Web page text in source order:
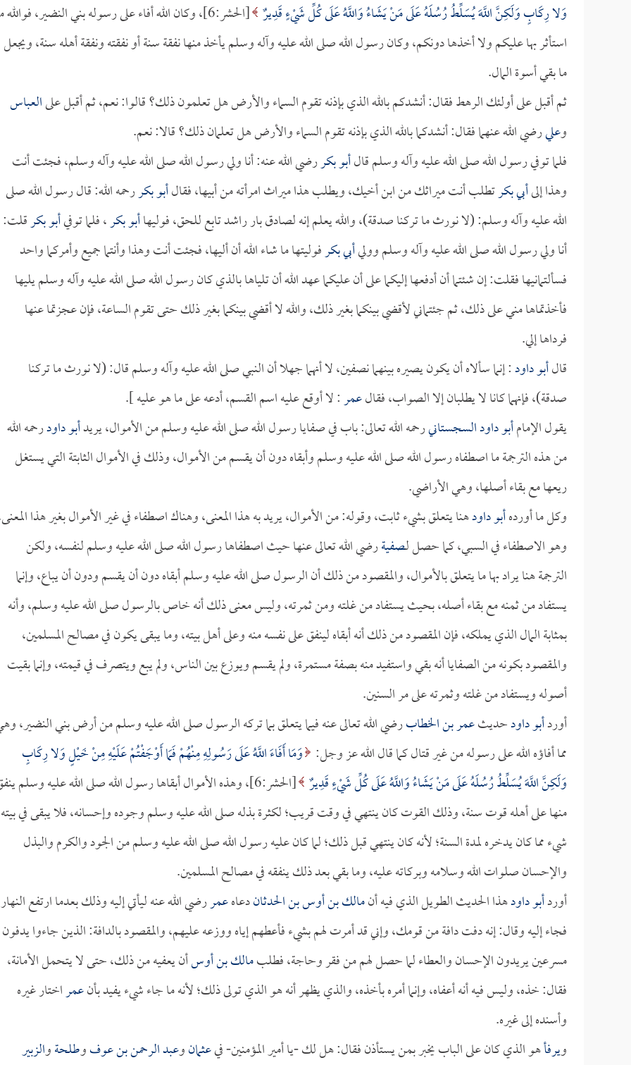
وَلا رِكَابٍ وَلَكِنَّ اللَّهَ يُسَلِّطُ رُسُلَهُ عَلَى مَنْ يَشَاءُ وَاللَّهُ عَلَى كُلِّ شَيْءٍ قَدِيرٌ
[الحشر:6]، وكان الله أفاء على رسوله بني النضير، فوالله
استأثر بها عليكم ولا أخذها دونكم، وكان رسول الله صلى الله عليه وآله وسلم يأخذ منها نفقة سنة أو نفقته ونفقة أهله سنة، ويجعل
ما بقي أسوة المال.
ثم أقبل على أولئك الرهط فقال: أنشدكم بالله الذي بإذنه تقوم السماء والأرض هل تعلمون ذلك؟ قالوا: نعم، ثم أقبل علىالعباس
وعليرضي الله عنهما فقال: أنشدكما بالله الذي بإذنه تقوم السماء والأرض هل تعلمان ذلك؟ قالا: نعم.
فلما توفي رسول الله صلى الله عليه وآله وسلم قالأبو بكررضي الله عنه: أنا ولي رسول الله صلى الله عليه وآله وسلم، فجئت أنت
وهذا إلىأبي بكرتطلب أنت ميراثك من ابن أخيك، ويطلب هذا ميراث امرأته من أبيها، فقالأبو بكررحمه الله: قال رسول الله صلى
الله عليه وآله وسلم: (لا نورث ما تركنا صدقة)، والله يعلم إنه لصادق بار راشد تابع للحق، فوليهاأبو بكر، فلما توفيأبو بكرقلت:
أنا ولي رسول الله صلى الله عليه وآله وسلم ووليأبي بكرفوليتها ما شاء الله أن أليها، فجئت أنت وهذا وأنتما جميع وأمركما واحد
فسألتمانيها فقلت: إن شئتما أن أدفعها إليكما على أن عليكما عهد الله أن تلياها بالذي كان رسول الله صلى الله عليه وآله وسلم يليها
فأخذتماها مني على ذلك، ثم جئتماني لأقضي بينكما بغير ذلك، والله لا أقضي بينكما بغير ذلك حتى تقوم الساعة، فإن عجزتما عنها
فرداها إلي.
قالأبو داود: إنما سألاه أن يكون يصيره بينهما نصفين، لا أنهما جهلا أن النبي صلى الله عليه وآله وسلم قال: (لا نورث ما تركنا
صدقة)، فإنهما كانا لا يطلبان إلا الصواب، فقالعمر: لا أوقع عليه اسم القسم، أدعه على ما هو عليه ].
يقول الإمامأبو داود السجستانيرحمه الله تعالى: باب في صفايا رسول الله صلى الله عليه وسلم من الأموال، يريدأبو داودرحمه الله
من هذه الترجمة ما اصطفاه رسول الله صلى الله عليه وسلم وأبقاه دون أن يقسم من الأموال، وذلك في الأموال الثابتة التي يستغل
ريعها مع بقاء أصلها، وهي الأراضي.
وكل ما أوردهأبو داودهنا يتعلق بشيء ثابت، وقوله: من الأموال، يريد به هذا المعنى، وهناك اصطفاء في غير الأموال بغير هذا
وهو الاصطفاء في السبي، كما حصل لـصفيةرضي الله تعالى عنها حيث اصطفاها رسول الله صلى الله عليه وسلم لنفسه، ولكن
الترجمة هنا يراد بها ما يتعلق بالأموال، والمقصود من ذلك أن الرسول صلى الله عليه وسلم أبقاه دون أن يقسم ودون أن يباع، وإنما
يستفاد من ثمنه مع بقاء أصله، بحيث يستفاد من غلته ومن ثمرته، وليس معنى ذلك أنه خاص بالرسول صلى الله عليه وسلم، وأنه
بمثابة المال الذي يملكه، فإن المقصود من ذلك أنه أبقاه لينفق على نفسه منه وعلى أهل بيته، وما يبقى يكون في مصالح المسلمين،
والمقصود بكونه من الصفايا أنه بقي واستفيد منه بصفة مستمرة، ولم يقسم ويوزع بين الناس، ولم يبع ويتصرف في قيمته، وإنما بقيت
أصوله ويستفاد من غلته وثمرته على مر السنين.
أوردأبو داودحديثعمر بن الخطابرضي الله تعالى عنه فيما يتعلق بما تركه الرسول صلى الله عليه وسلم من أرض بني النضير،
مما أفاؤه الله على رسوله من غير قتال كما قال الله عز وجل: وَمَا أَفَاءَ اللَّهُ عَلَى رَسُولِهِ مِنْهُمْ فَمَا أَوْجَفْتُمْ عَلَيْهِ مِنْ خَيْلٍ وَلا رِكَابٍ
وَلَكِنَّ اللَّهَ يُسَلِّطُ رُسُلَهُ عَلَى مَنْ يَشَاءُ وَاللَّهُ عَلَى كُلِّ شَيْءٍ قَدِيرٌ
[الحشر:6]، وهذه الأموال أبقاها رسول الله صلى الله عليه وسلم
منها على أهله قوت سنة، وذلك القوت كان ينتهي في وقت قريب؛ لكثرة بذله صلى الله عليه وسلم وجوده وإحسانه، فلا يبقى في بيته
شيء مما كان يدخره لمدة السنة؛ لأنه كان ينتهي قبل ذلك؛ لما كان عليه رسول الله صلى الله عليه وسلم من الجود والكرم والبذل
والإحسان صلوات الله وسلامه وبركاته عليه، وما بقي بعد ذلك ينفقه في مصالح المسلمين.
أوردأبو داودهذا الحديث الطويل الذي فيه أنمالك بن أوس بن الحدثاندعاهعمررضي الله عنه ليأتي إليه وذلك بعدما ارتفع
فجاء إليه وقال: إنه دفت دافة من قومك، وإني قد أمرت لهم بشيء فأعطهم إياه ووزعه عليهم، والمقصود بالدافة: الذين جاءوا يدفون
مسرعين يريدون الإحسان والعطاء لما حصل لهم من فقر وحاجة، فطلبمالك بن أوسأن يعفيه من ذلك، حتى لا يتحمل الأمانة،
فقال: خذه، وليس فيه أنه أعفاه، وإنما أمره بأخذه، والذي يظهر أنه هو الذي تولى ذلك؛ لأنه ما جاء شيء يفيد بأنعمراختار غيره
وأسنده إلى غيره.
ويرفأهو الذي كان على الباب يخبر بمن يستأذن فقال: هل لك -يا أمير المؤمنين- فيعثمانوعبد الرحمن بن عوفوطلحةوالزبير